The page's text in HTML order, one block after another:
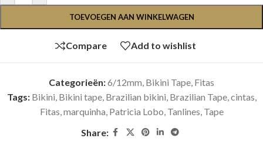
TOEVOEGEN AAN WINKELWAGEN
Compare Add to wishlist
Categorieën:6/12mm, Bikini Tape, Fitas
Tags: Bikini, Bikini tape, Brazilian bikini, Brazilian Tape,cintas,
Fitas,marquinha, Patricia Lobo, Tanlines, Tape
Share: